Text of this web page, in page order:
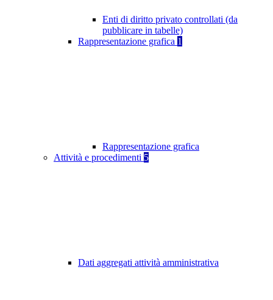
Enti di diritto privato controllati (da
pubblicare in tabelle)
Rappresentazione grafica 1
Rappresentazione grafica
Attività e procedimenti 5
Dati aggregati attività amministrativa